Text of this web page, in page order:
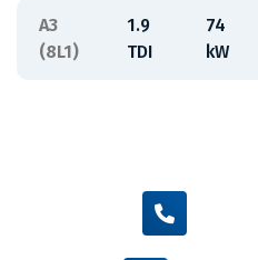
A3
(8L1)
1.9
TDI
74
kW